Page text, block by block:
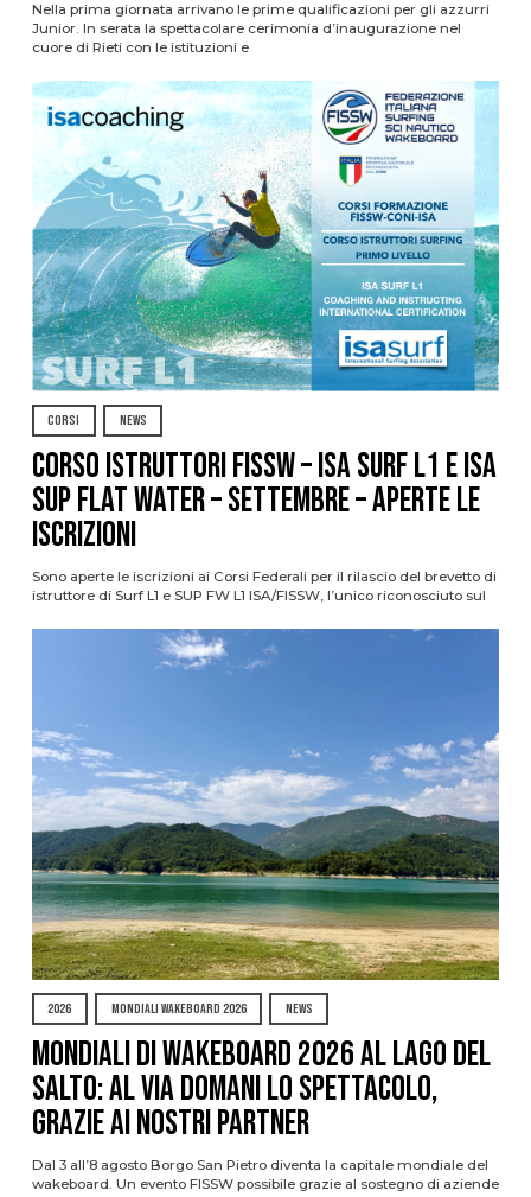
Nella prima giornata arrivano le prime qualificazioni per gli azzurri
Junior. In serata la spettacolare cerimonia d’inaugurazione nel
cuore di Rieti con le istituzioni e
CORSI NEWS
CORSO ISTRUTTORI FISSW – ISA SURF L1 e ISA
SUP Flat Water – SETTEMBRE – APERTE LE
ISCRIZIONI
Sono aperte le iscrizioni ai Corsi Federali per il rilascio del brevetto di
istruttore di Surf L1 e SUP FW L1 ISA/FISSW, l’unico riconosciuto sul
2026 MONDIALI WAKEBOARD 2026 NEWS
Mondiali di Wakeboard 2026 al Lago del
Salto: al via domani lo spettacolo,
grazie ai nostri Partner
Dal 3 all’8 agosto Borgo San Pietro diventa la capitale mondiale del
wakeboard. Un evento FISSW possibile grazie al sostegno di aziende